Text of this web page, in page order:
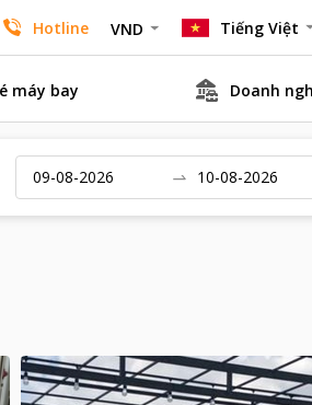
Hotline VND Tiếng Việt
máy bay Doanh